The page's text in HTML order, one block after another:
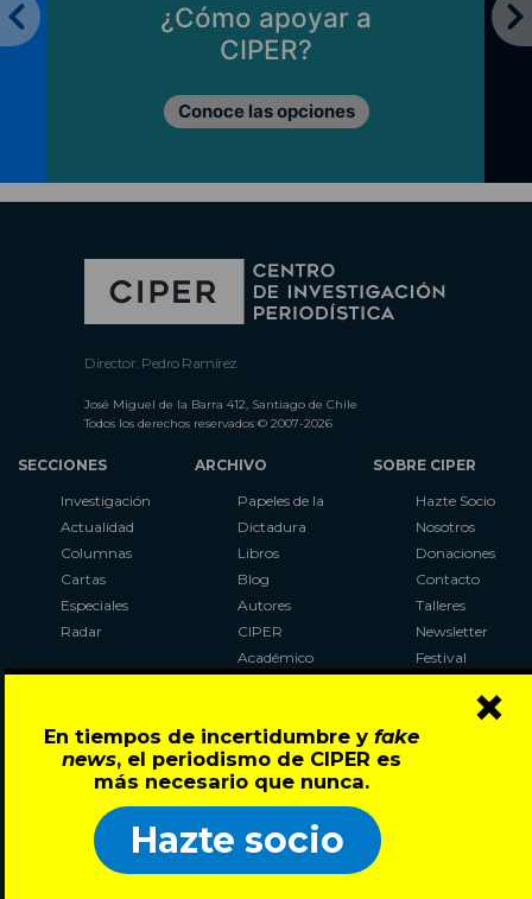
En tiempos de incertidumbre y fake
news, el periodismo de CIPER es
más necesario que nunca.
Hazte socio
×
¿Cómo apoyar a
CIPER?
Conoce las opciones
Director: Pedro Ramírez
José Miguel de la Barra 412, Santiago de Chile
Todos los derechos reservados © 2007-2026
SECCIONES
Investigación
Actualidad
Columnas
Cartas
Especiales
Radar
ARCHIVO
Papeles de la
Dictadura
Libros
Blog
Autores
CIPER
Académico
Al Plebiscito
con CIPER
SOBRE CIPER
Hazte Socio
Nosotros
Donaciones
Contacto
Talleres
Newsletter
Festival